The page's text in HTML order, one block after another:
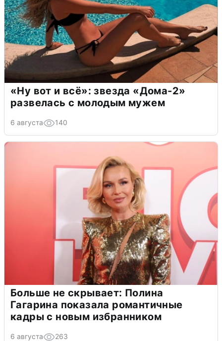
«Ну вот и всё»: звезда «Дома-2»
развелась с молодым мужем
6 августа 140
Больше не скрывает: Полина
Гагарина показала романтичные
кадры с новым избранником
6 августа 263